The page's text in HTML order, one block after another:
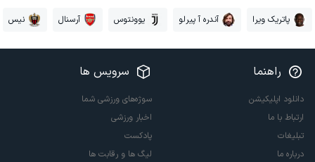
پاتریک ویرا آندره آ پیرلو یوونتوس آرسنال نیس
راهنما
دانلود اپلیکیشن
ارتباط با ما
تبلیغات
درباره ما
سرویس ها
سوژه‌های ورزشی شما
اخبار ورزشی
پادکست
لیگ ها و رقابت ها